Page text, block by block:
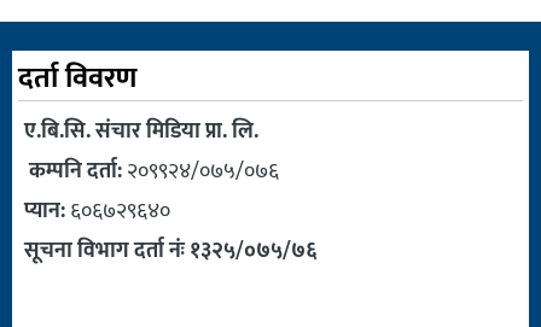
दर्ता विवरण
ए.बि.सि. संचार मिडिया प्रा. लि.
कम्पनि दर्ता:२०९९२४/०७५/०७६
प्यान:६०६७२९६४०
सूचना विभाग दर्ता नंः १३२५/०७५/७६